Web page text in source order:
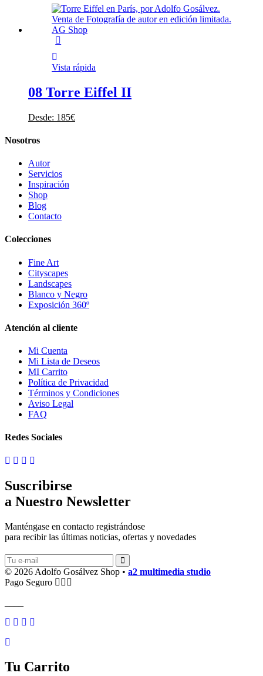
Vista rápida
08 Torre Eiffel II
Desde: 185€
Nosotros
Autor
Servicios
Inspiración
Shop
Blog
Contacto
Colecciones
Fine Art
Cityscapes
Landscapes
Blanco y Negro
Exposición 360º
Atención al cliente
Mi Cuenta
Mi Lista de Deseos
MI Carrito
Política de Privacidad
Términos y Condiciones
Aviso Legal
FAQ
Redes Sociales
Suscribirse
a Nuestro Newsletter
Manténgase en contacto registrándose
para recibir las últimas noticias, ofertas y novedades
© 2026 Adolfo Gosálvez Shop • a2 multimedia studio
Pago Seguro
Tu Carrito